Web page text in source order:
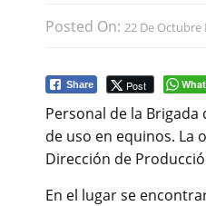
Posted On: 22 De Octubre
Share Post
Personal de la
de uso en equinos. La
Dirección de
En el lugar se